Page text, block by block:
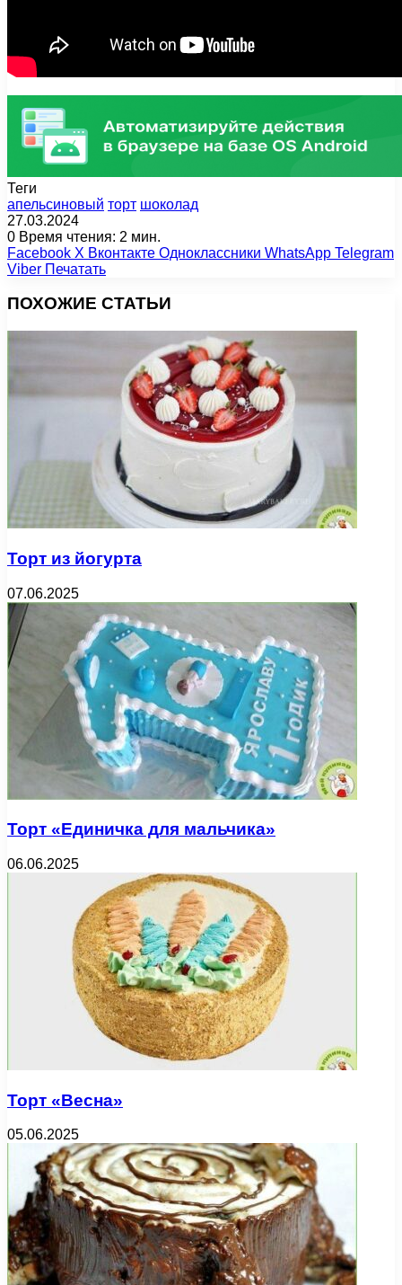
Теги
апельсиновый торт шоколад
27.03.2024
0 Время чтения: 2 мин.
Facebook X Вконтакте Одноклассники WhatsApp Telegram
Viber Печатать
ПОХОЖИЕ СТАТЬИ
Торт из йогурта
07.06.2025
Торт «Единичка для мальчика»
06.06.2025
Торт «Весна»
05.06.2025